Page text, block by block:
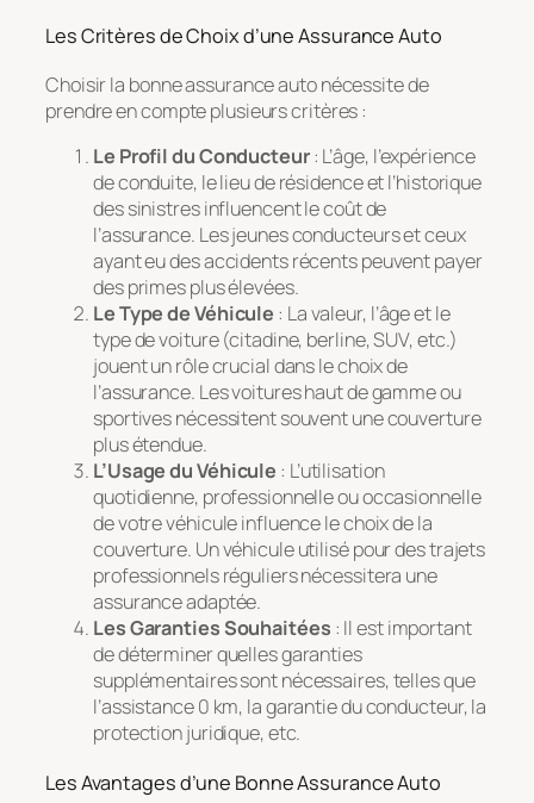
Les Critères de Choix d’une Assurance Auto
Choisir la bonne assurance auto nécessite de
prendre en compte plusieurs critères :
Le Profil du Conducteur: L’âge, l’expérience
de conduite, le lieu de résidence et l’historique
des sinistres influencent le coût de
l’assurance. Les jeunes conducteurs et ceux
ayant eu des accidents récents peuvent payer
des primes plus élevées.
Le Type de Véhicule : La valeur, l’âge et le
type de voiture (citadine, berline, SUV, etc.)
jouent un rôle crucial dans le choix de
l’assurance. Les voitures haut de gamme ou
sportives nécessitent souvent une couverture
plus étendue.
L’Usage du Véhicule : L’utilisation
quotidienne, professionnelle ou occasionnelle
de votre véhicule influence le choix de la
couverture. Un véhicule utilisé pour des trajets
professionnels réguliers nécessitera une
assurance adaptée.
Les Garanties Souhaitées : Il est important
de déterminer quelles garanties
supplémentaires sont nécessaires, telles que
l’assistance 0 km, la garantie du conducteur, la
protection juridique, etc.
Les Avantages d’une Bonne Assurance Auto